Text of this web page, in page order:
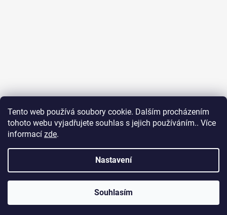
Tento web používá soubory cookie. Dalším procházením
tohoto webu vyjadřujete souhlas s jejich používáním.. Více
informací zde.
Nastavení
Souhlasím
Ubytování na Fuerteventuře
SURF DREAM. Všechna práva vyhrazena.